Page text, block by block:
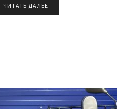
ЧИТАТЬ ДАЛЕЕ